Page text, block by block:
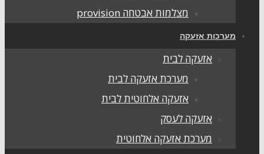
מצלמות אבטחה provision
מערכות אזעקה
אזעקה לבית
מערכת אזעקה לבית
אזעקה אלחוטית לבית
אזעקה לעסק
מערכת אזעקה אלחוטית